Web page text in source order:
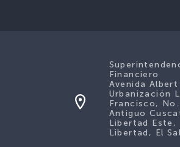
Financiero
Avenida
Urbanización
Francisco,
Antiguo
Libertad Este,
Libertad, El